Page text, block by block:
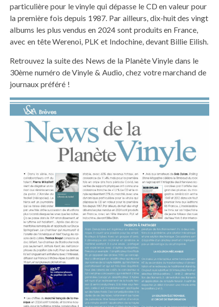
particulière pour le vinyle qui dépasse le CD en valeur pour
la première fois depuis 1987. Par ailleurs, dix-huit des vingt
albums les plus vendus en 2024 sont produits en France,
avec en tête Werenoi, PLK et Indochine, devant Billie Eilish.
Retrouvez la suite des News de la Planète Vinyle dans le
30ème numéro de Vinyle & Audio, chez votre marchand de
journaux préféré !